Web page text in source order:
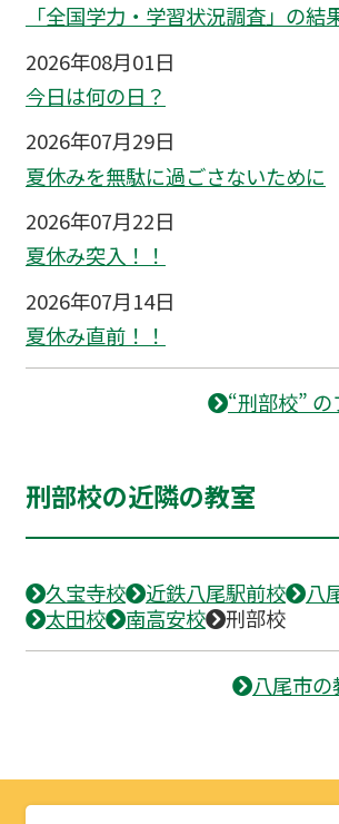
「全国学力・学習状況調査」の結
2026年08月01日
今日は何の日？
2026年07月29日
夏休みを無駄に過ごさないために
2026年07月22日
夏休み突入！！
2026年07月14日
夏休み直前！！
“刑部校”
刑部校の近隣の教室
久宝寺校 近鉄八尾駅前校
八
太田校
南高安校 刑部校
八尾市